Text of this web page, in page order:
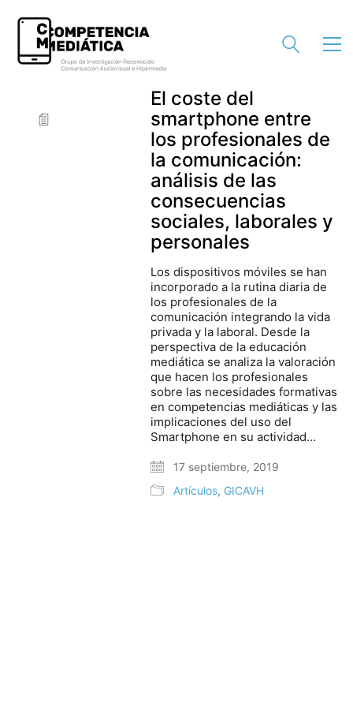
El coste del
smartphone entre
los profesionales de
la comunicación:
análisis de las
consecuencias
sociales, laborales y
personales
Los dispositivos móviles se han
incorporado a la rutina diaria de
los profesionales de la
comunicación integrando la vida
privada y la laboral. Desde la
perspectiva de la educación
mediática se analiza la valoración
que hacen los profesionales
sobre las necesidades formativas
en competencias mediáticas y las
implicaciones del uso del
Smartphone en su actividad…
17 septiembre, 2019
Artículos, GICAVH